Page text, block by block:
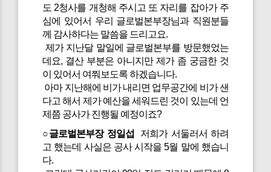
도 2청사를 개청해 주시고 또 자리를 잡아가 주
심에 있어서 우리 글로벌본부장님과 직원분들
께 감사하다는 말씀을 드리고요.
제가 지난달 말일에 글로벌본부를 방문했었는
데요, 결산 부분은 아니지만 제가 좀 궁금한 것
이 있어서 여쭤보도록 하겠습니다.
아마 지난해에 비가 내리면 업무공간에 비가 샌
다고 해서 제가 예산을 세워드린 것이 있는데 언
제쯤 공사가 진행될 예정이죠?
○글로벌본부장 정일섭 저희가 서둘러서 하려
고 했는데 사실은 공사 시작을 5월 말에 했습니
다.